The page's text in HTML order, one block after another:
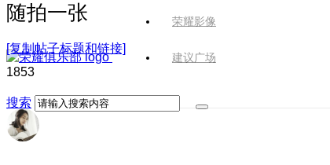
荣耀影像
建议广场
搜索
随拍一张
[复制帖子标题和链接]
1853